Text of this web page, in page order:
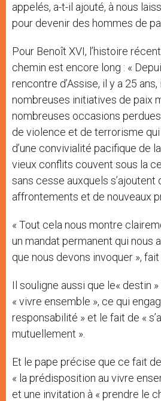
appelés, a-t-il ajouté, à nous
pour devenir des hommes de
Pour Benoît XVI, l’histoire
chemin est encore long : «
rencontre d’Assise, il y a 25 ans,
nombreuses initiatives de paix
nombreuses occasions
de violence et de terrorisme
d’une convivialité pacifique de
vieux conflits couvent sous la
sans cesse auxquels s’ajoutent
affrontements et de nouveaux
« Tout cela nous montre
un mandat permanent qui nous
que nous devons invoquer »,
Il souligne aussi que le« destin
« vivre ensemble », ce qui
responsabilité » et le fait de «
mutuellement ».
Et le pape précise que ce fait
« la prédisposition au vivre
et une invitation à « prendre le